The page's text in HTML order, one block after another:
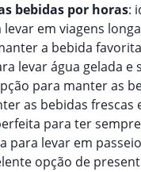
bebidas por horas:
levar em viagens
a bebida
levar água gelada
para manter as
as bebidas
para ter
para levar em
opção de